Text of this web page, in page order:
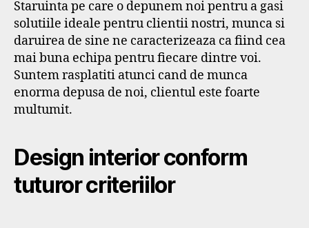
Staruinta pe care o depunem noi pentru a gasi
solutiile ideale pentru clientii nostri, munca si
daruirea de sine ne caracterizeaza ca fiind cea
mai buna echipa pentru fiecare dintre voi.
Suntem rasplatiti atunci cand de munca
enorma depusa de noi, clientul este foarte
multumit.
Design interior conform
tuturor criteriilor